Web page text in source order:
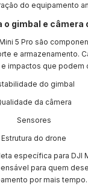
do equipamento
gimbal e câmera
5 Pro são
e armazenamento.
impactos que podem
do gimbal
da câmera
Sensores
Estrutura do drone
específica para DJI
para quem
por mais tempo.